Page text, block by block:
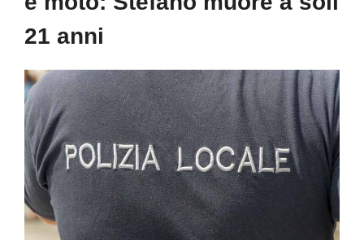
21 anni